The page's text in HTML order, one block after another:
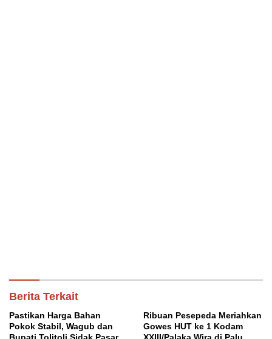
Berita Terkait
Pastikan Harga Bahan
Pokok Stabil, Wagub dan
Bupati Tolitoli Sidak Pasar
Ribuan Pesepeda Meriahkan
Gowes HUT ke 1 Kodam
XXIII/Palaka Wira di Palu